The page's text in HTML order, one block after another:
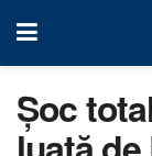
Șoc